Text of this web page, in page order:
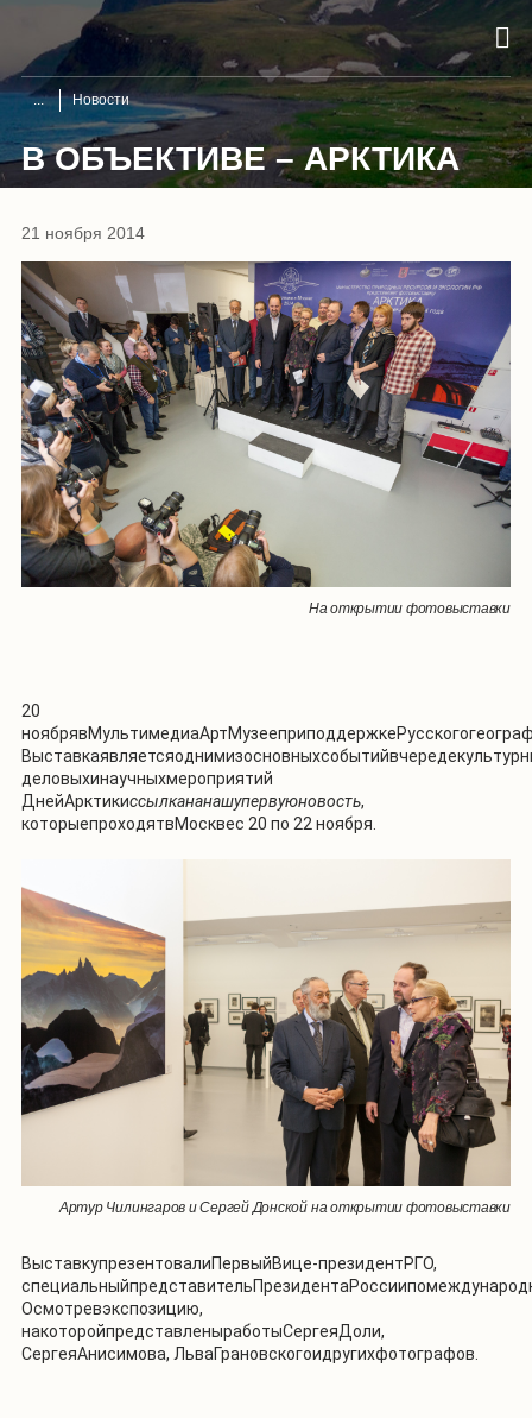
Новости
В ОБЪЕКТИВЕ – АРКТИКА
21 ноября 2014
На открытии фотовыставки
20
деловыхинаучныхмероприятий
ДнейАрктикиссылкананашупервуюновость,
которыепроходятвМосквес 20 по 22 ноября.
Артур Чилингаров и Сергей Донской на открытии фотовыставки
ВыставкупрезентовалиПервыйВице-президентРГО,
Осмотревэкспозицию,
накоторойпредставленыработыСергеяДоли,
СергеяАнисимова, ЛьваГрановскогоидругихфотографов.